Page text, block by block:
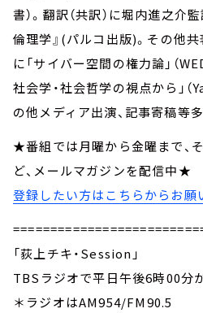
書）。翻訳（共訳）に堀内進之介
倫理学』(パルコ出版)。その他
に「サイバー空間の権力論」（
社会学・社会哲学の視点から」（
の他メディア出演、記事寄稿等多
★番組では月曜から金曜まで、
ど、メールマガジンを配信中★
登録したい方はこちらからお願
「荻上チキ・Session」
TBSラジオで平日午後6時00分
＊ラジオはAM954/FM90.5